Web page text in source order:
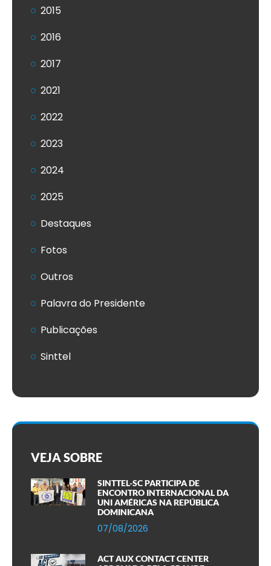
2015
2016
2017
2021
2022
2023
2024
2025
Destaques
Fotos
Outros
Palavra do Presidente
Publicações
Sinttel
VEJA SOBRE
SINTTEL-SC PARTICIPA DE
ENCONTRO INTERNACIONAL DA
UNI AMÉRICAS NA REPÚBLICA
DOMINICANA
07/08/2026
ACT AUX CONTACT CENTER